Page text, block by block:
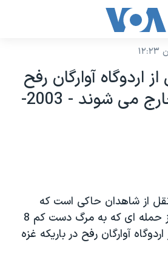
اردوگاه آوارگان رفح
در باريکه غزه خارج می شوند - 2003-
از شاهدان حاکی است که
سربازان اسرائيل پس از حمله ای که به مرگ دست کم 8
آوارگان رفح در باريکه غزه